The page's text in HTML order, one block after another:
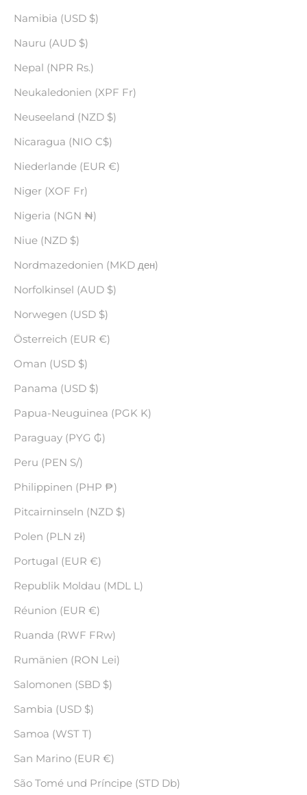
Namibia (USD $)
Nauru (AUD $)
Nepal (NPR Rs.)
Neukaledonien (XPF Fr)
Neuseeland (NZD $)
Nicaragua (NIO C$)
Niederlande (EUR €)
Niger (XOF Fr)
Nigeria (NGN ₦)
Niue (NZD $)
Nordmazedonien (MKD ден)
Norfolkinsel (AUD $)
Norwegen (USD $)
Österreich (EUR €)
Oman (USD $)
Panama (USD $)
Papua-Neuguinea (PGK K)
Paraguay (PYG ₲)
Peru (PEN S/)
Philippinen (PHP ₱)
Pitcairninseln (NZD $)
Polen (PLN zł)
Portugal (EUR €)
Republik Moldau (MDL L)
Réunion (EUR €)
Ruanda (RWF FRw)
Rumänien (RON Lei)
Salomonen (SBD $)
Sambia (USD $)
Samoa (WST T)
San Marino (EUR €)
São Tomé und Príncipe (STD Db)